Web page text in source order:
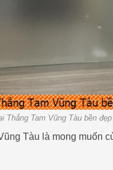
Thắng Tam Vũng Tàu bền
Tàu là mong muốn